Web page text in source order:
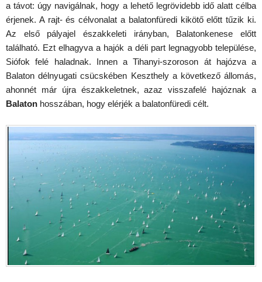
a távot: úgy navigálnak, hogy a lehető legrövidebb idő alatt célba
érjenek. A rajt- és célvonalat a balaton­füredi kikötő előtt tűzik ki.
Az első pályajel északkeleti irányban, Balatonkenese előtt
található. Ezt elhagyva a hajók a déli part legnagyobb települése,
Siófok felé haladnak. Innen a Tihanyi-szoroson át hajózva a
Balaton délnyugati csücs­kében Keszthely a következő állomás,
ahonnét már újra északkeletnek, azaz visszafelé hajóznak a
Balaton hosszában, hogy elérjék a balatonfüredi célt.